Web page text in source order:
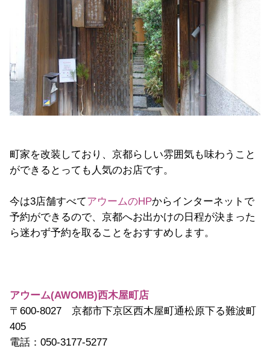
町家を改装しており、京都らしい雰囲気も味わうこと
ができるとっても人気のお店です。
今は3店舗すべてアウームのHPからインターネットで
予約ができるので、京都へお出かけの日程が決まった
ら迷わず予約を取ることをおすすめします。
アウーム(AWOMB)西木屋町店
〒600-8027 京都市下京区西木屋町通松原下る難波町
405
電話：050-3177-5277